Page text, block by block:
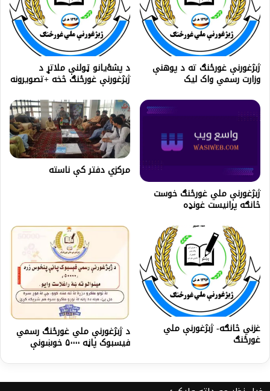
ژبژغورنې غورځنګ ته د پوهنې
وزارت رسمي واک لیک
د پشۀیانو ټولنې ملاتړ د
ژبژغورنې غورځنګ څخه +تصویرونه
ژبژغورنې ملي غورځنګ خوست
څانګه پرانیست غونډه
مرکزي دفتر کې ناسته
غزني څانګه- ژبژغورنې ملي
غورځنګ
د ژبژغورنې ملي غورځنګ رسمي
فیسبوک پاڼه ۵۰۰۰۰ خوښونې